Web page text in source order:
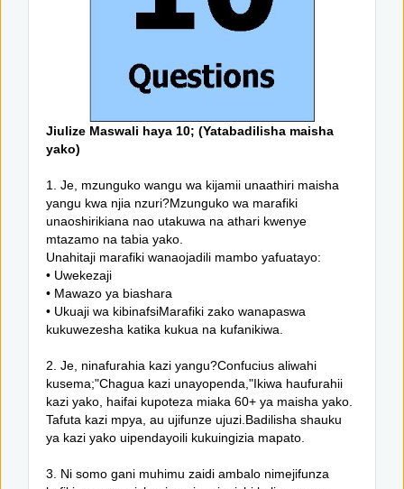
Jiulize Maswali haya 10; (Yatabadilisha maisha
yako)
1. Je, mzunguko wangu wa kijamii unaathiri maisha
yangu kwa njia nzuri?Mzunguko wa marafiki
unaoshirikiana nao utakuwa na athari kwenye
mtazamo na tabia yako.
Unahitaji marafiki wanaojadili mambo yafuatayo:
• Uwekezaji
• Mawazo ya biashara
• Ukuaji wa kibinafsiMarafiki zako wanapaswa
kukuwezesha katika kukua na kufanikiwa.
2. Je, ninafurahia kazi yangu?Confucius aliwahi
kusema;"Chagua kazi unayopenda,"Ikiwa haufurahii
kazi yako, haifai kupoteza miaka 60+ ya maisha yako.
Tafuta kazi mpya, au ujifunze ujuzi.Badilisha shauku
ya kazi yako uipendayoili kukuingizia mapato.
3. Ni somo gani muhimu zaidi ambalo nimejifunza